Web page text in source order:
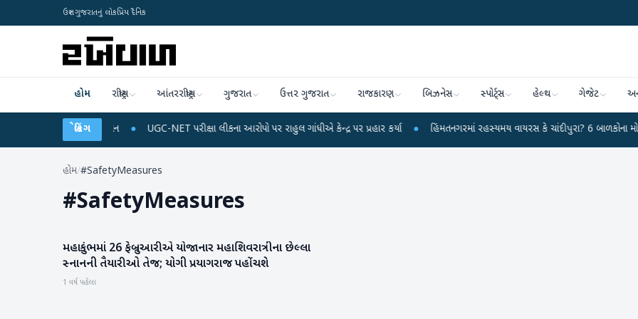
ઉત્તર ગુજરાતનું લોકપ્રિય દૈનિક
હોમ રાષ્ટ્રીય આંતરરાષ્ટ્રીય ગુજરાત ઉત્તર ગુજરાત રાજકારણ બિઝનેસ સ્પોર્ટ્સ હેલ્થ ગેજેટ
બ્રેકિંગ
અને ડેટા પ્લાન UGC-NET પરીક્ષા લીકના આરોપો પર રાહુલ ગાંધીએ કેન્દ્ર પર પ્રહાર કર્યા ● હિંમતનગરમાં રહસ્યમય વાયરસ કે ચાંદીપુરા? 6 બાળકોના મોતથી
હોમ/#SafetyMeasures
#SafetyMeasures
મહાકુંભ
મહાકુંભમાં 26 ફેબ્રુઆરીએ યોજાનાર મહાશિવરાત્રીના છેલ્લા
સ્નાનની તૈયારીઓ તેજ; યોગી પ્રયાગરાજ પહોંચશે
1 વર્ષ પહેલા